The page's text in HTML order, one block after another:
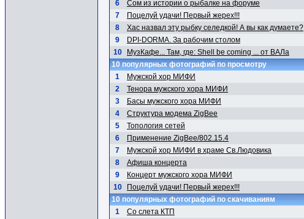
6
Сом из истории о рыбалке на форуме
7
Поцелуй удачи! Первый жерех!!!
8
Хас назвал эту рыбку селедкой! А вы как думаете?
9
DPI-DORMA. За рабочим столом
10
МузКафе... Там, где: Shell be coming ... от ВАЛа
10 популярных фотографий по просмотру
1
Мужской хор МИФИ
2
Тенора мужского хора МИФИ
3
Басы мужского хора МИФИ
4
Структура модема ZigBee
5
Топология сетей
6
Применение ZigBee/802.15.4
7
Мужской хор МИФИ в храме Св.Людовика
8
Афиша концерта
9
Концерт мужского хора МИФИ
10
Поцелуй удачи! Первый жерех!!!
10 популярных фотографий по скачиваниям
1
Со слета КТП